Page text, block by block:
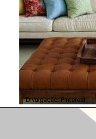
Divulgação: Pinterest